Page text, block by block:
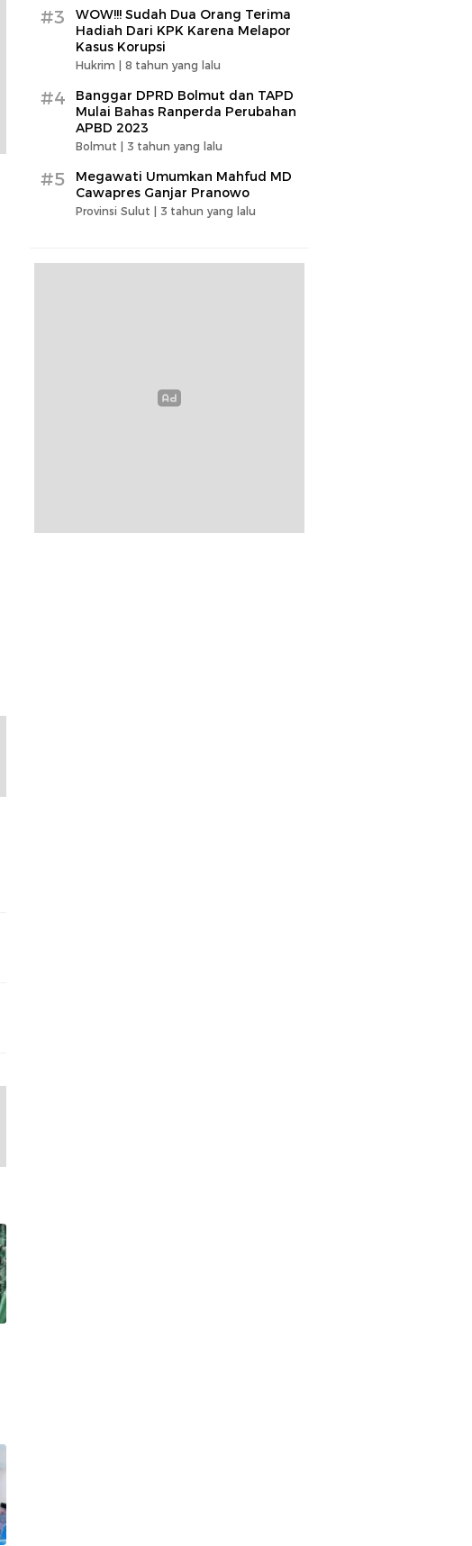
#3
WOW!!! Sudah Dua Orang Terima
Hadiah Dari KPK Karena Melapor
Kasus Korupsi
Hukrim | 8 tahun yang lalu
#4
Banggar DPRD Bolmut dan TAPD
Mulai Bahas Ranperda Perubahan
APBD 2023
Bolmut | 3 tahun yang lalu
#5
Megawati Umumkan Mahfud MD
Cawapres Ganjar Pranowo
Provinsi Sulut | 3 tahun yang lalu